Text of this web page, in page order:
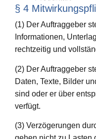
§ 4
(1) Der Auftraggeber
Informationen,
rechtzeitig und
(2) Der Auftraggeber
Daten, Texte, Bilder
sind oder er über
verfügt.
(3) Verzögerungen